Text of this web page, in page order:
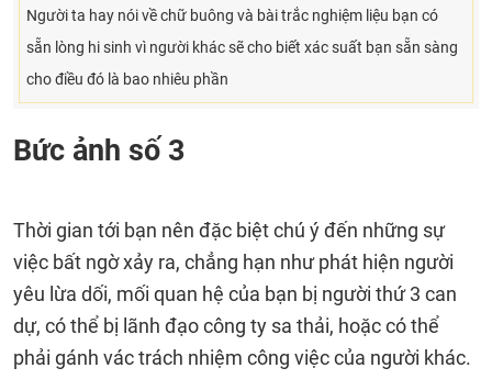
Người ta hay nói về chữ buông và bài trắc nghiệm liệu bạn có
sẵn lòng hi sinh vì người khác sẽ cho biết xác suất bạn sẵn sàng
cho điều đó là bao nhiêu phần
Bức ảnh số 3
Thời gian tới bạn nên đặc biệt chú ý đến những sự
việc bất ngờ xảy ra, chẳng hạn như phát hiện người
yêu lừa dối, mối quan hệ của bạn bị người thứ 3 can
dự, có thể bị lãnh đạo công ty sa thải, hoặc có thể
phải gánh vác trách nhiệm công việc của người khác.